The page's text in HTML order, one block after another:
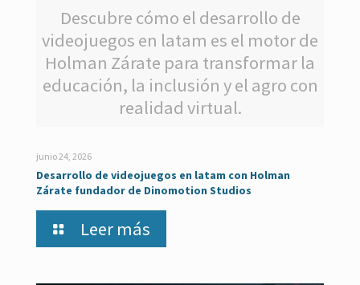
Descubre cómo el desarrollo de
videojuegos en latam es el motor de
Holman Zárate para transformar la
educación, la inclusión y el agro con
realidad virtual.
junio 24, 2026
Desarrollo de videojuegos en latam con Holman
Zárate fundador de Dinomotion Studios
Leer más